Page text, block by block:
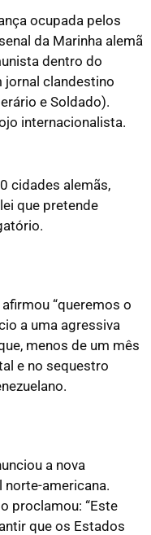
ocupada pelos
da Marinha alemã
dentro do
jornal clandestino
e Soldado).
internacionalista.
cidades alemãs,
que pretende
“queremos o
a uma agressiva
menos de um mês
e no sequestro
a nova
norte-americana.
proclamou: “Este
que os Estados